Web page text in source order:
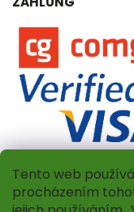
Tento web
procházením